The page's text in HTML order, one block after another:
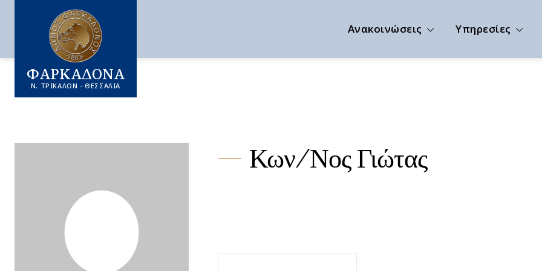
ΦΑΡΚΑΔΟΝΑ
Ν. ΤΡΙΚΑΛΩΝ - ΘΕΣΣΑΛΙΑ
Ανακοινώσεις Υπηρεσίες
Κων/νος Γιώτας